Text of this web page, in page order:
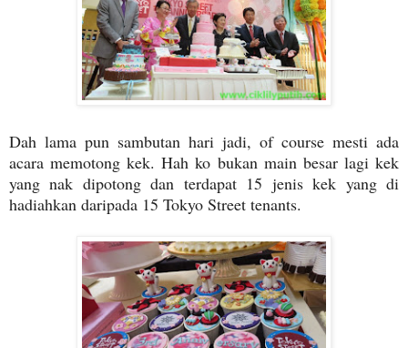
Dah lama pun sambutan hari jadi, of course mesti ada
acara memotong kek. Hah ko bukan main besar lagi kek
yang nak dipotong dan terdapat 15 jenis kek yang di
hadiahkan daripada 15 Tokyo Street tenants.